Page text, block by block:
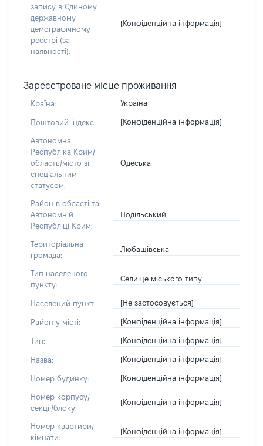
запису в Єдиному
державному
демографічному
реєстрі (за
наявності):
[Конфіденційна інформація]
Зареєстроване місце проживання
Країна: Україна
Поштовий індекс: [Конфіденційна інформація]
Автономна
Республіка Крим/
область/місто зі
спеціальним
статусом:
Одеська
Район в області та
Автономній
Республіці Крим:
Подільський
Територіальна
громада:
Любашівська
Тип населеного
пункту:
Селище міського типу
Населений пункт: [Не застосовується]
Район у місті: [Конфіденційна інформація]
Тип: [Конфіденційна інформація]
Назва: [Конфіденційна інформація]
Номер будинку: [Конфіденційна інформація]
Номер корпусу/
секції/блоку:
[Конфіденційна інформація]
Номер квартири/
кімнати:
[Конфіденційна інформація]